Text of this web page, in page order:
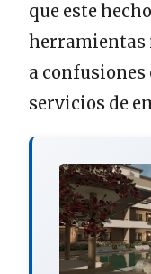
que este
herramientas
a
servicios de